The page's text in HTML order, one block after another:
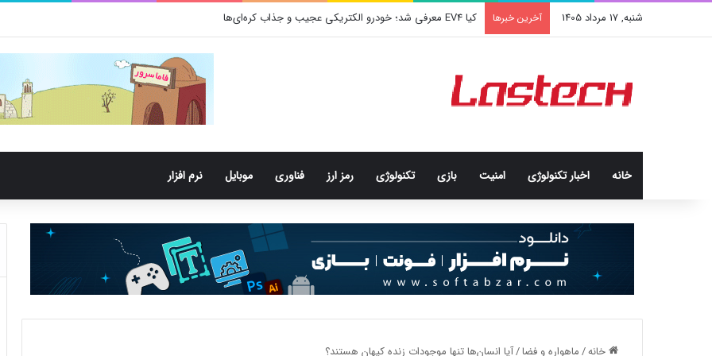
شنبه, 17 مرداد 1405 آخرین خبرها کشف جدید دانشمندان: برخی باکتری‌های دهان می‌توانند خطر ابتلا به آلزایمر را افزایش دهند
خانه اخبار تکنولوژی امنيت بازی تکنولوژی رمز ارز فناوری موبایل نرم افزار
خانه/ماهواره و فضا/آیا انسان‌ها تنها موجودات زنده کیهان هستند؟